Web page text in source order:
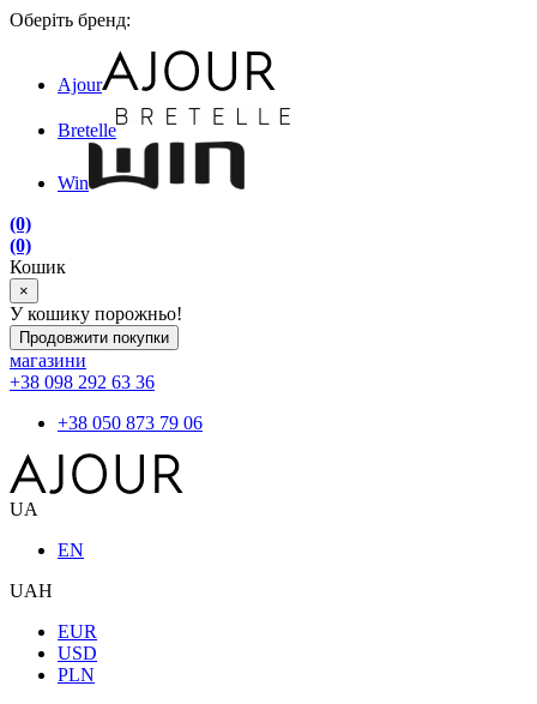
Оберіть бренд:
Ajour
Bretelle
Win
(0)
(0)
Кошик
×
У кошику порожньо!
Продовжити покупки
магазини
+38 098 292 63 36
+38 050 873 79 06
UA
EN
UAH
EUR
USD
PLN